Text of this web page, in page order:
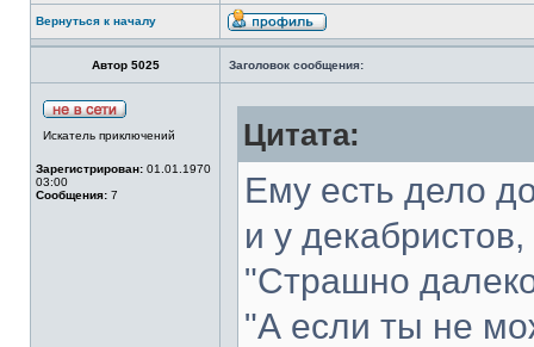
Вернуться к началу
Автор 5025 Заголовок сообщения:
Искатель приключений
Зарегистрирован: 01.01.1970
03:00
Сообщения: 7
Цитата:
Ему есть дело
и у
"Страшно
"А если ты не